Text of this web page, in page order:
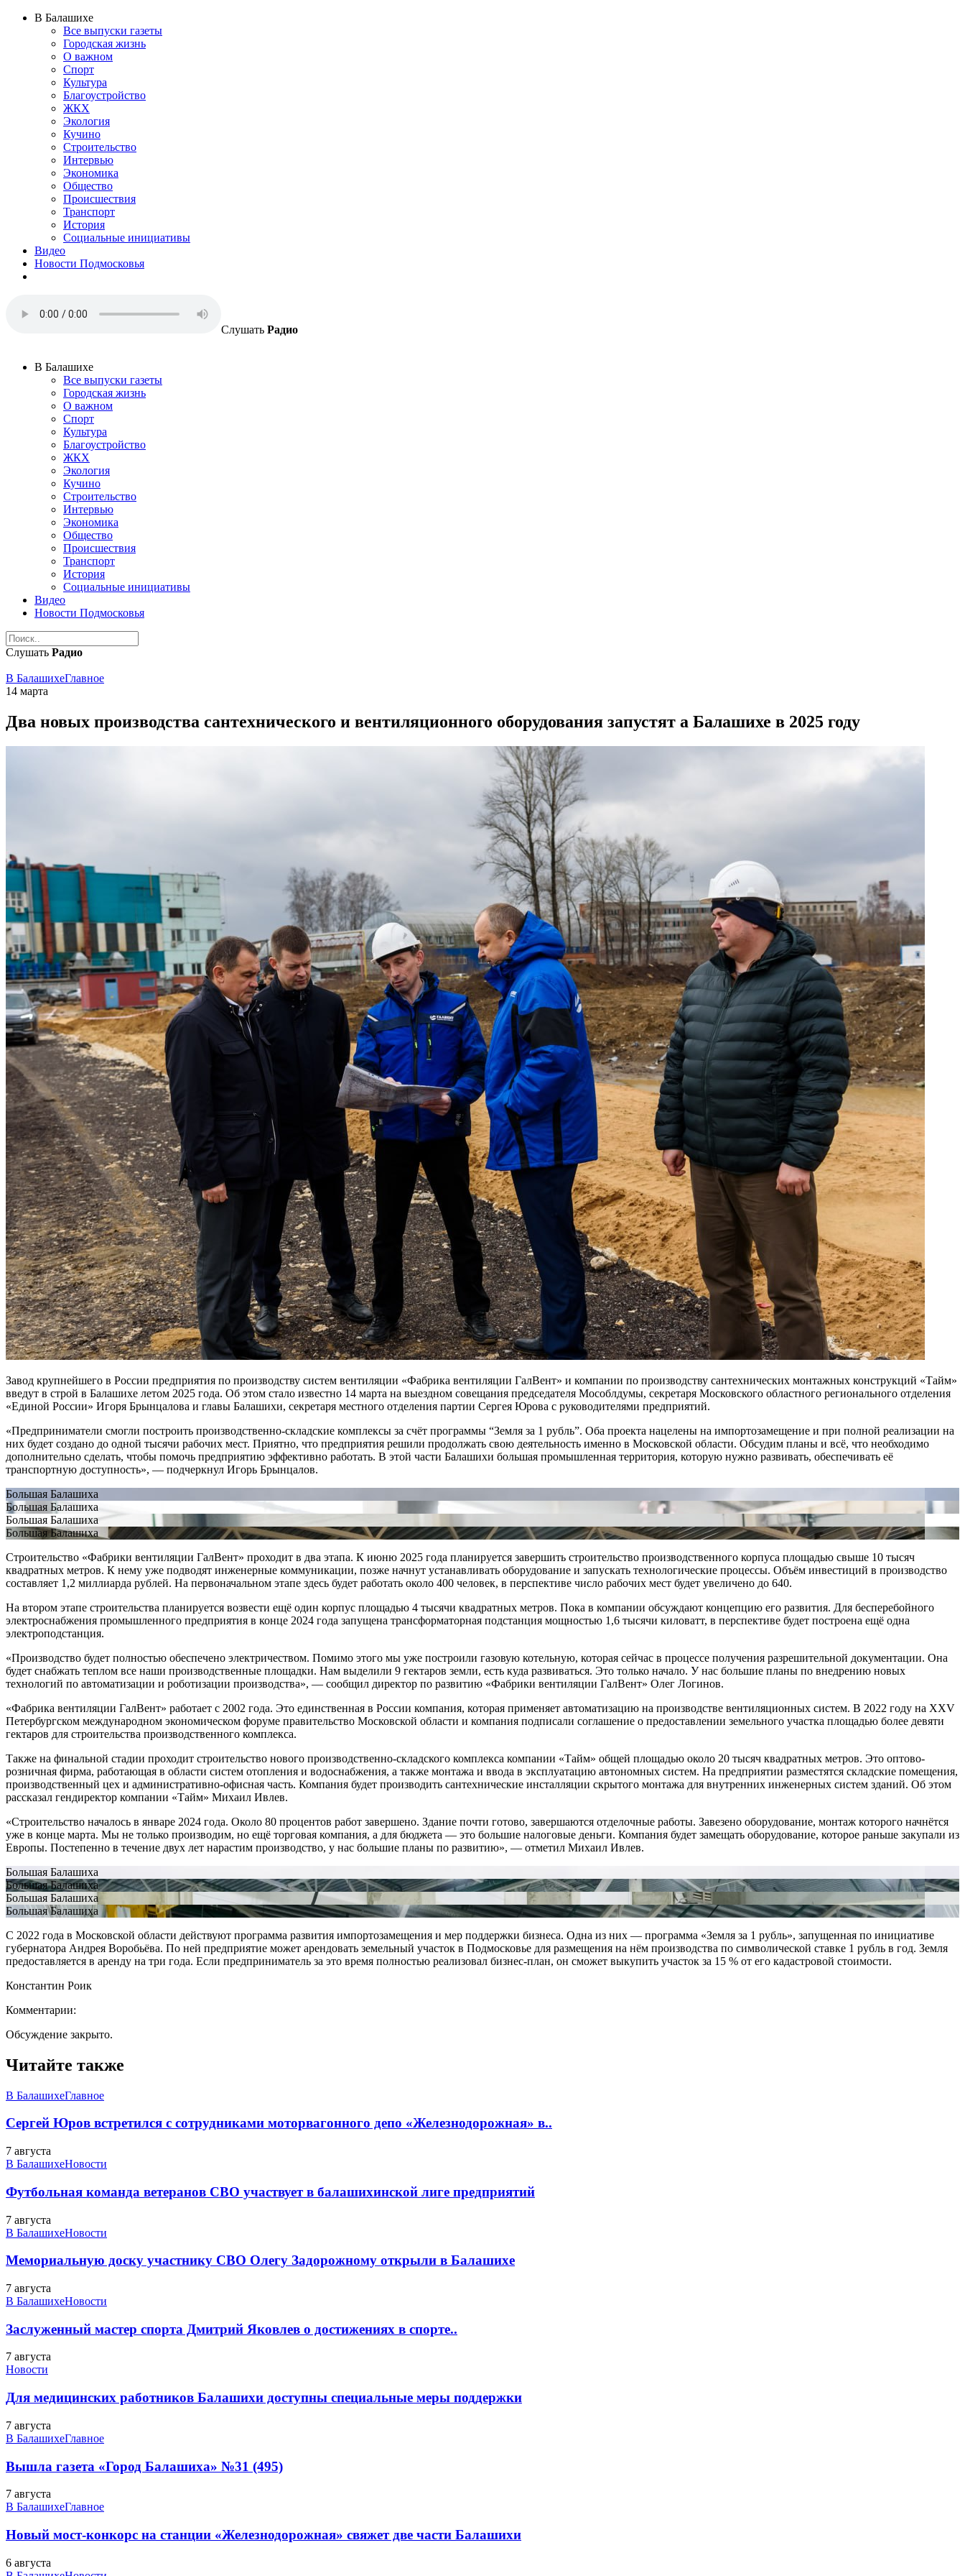
В Балашихе
Все выпуски газеты
Городская жизнь
О важном
Спорт
Культура
Благоустройство
ЖКХ
Экология
Кучино
Строительство
Интервью
Экономика
Общество
Происшествия
Транспорт
История
Социальные инициативы
Видео
Новости Подмосковья
Слушать Радио
В Балашихе
Все выпуски газеты
Городская жизнь
О важном
Спорт
Культура
Благоустройство
ЖКХ
Экология
Кучино
Строительство
Интервью
Экономика
Общество
Происшествия
Транспорт
История
Социальные инициативы
Видео
Новости Подмосковья
Слушать Радио
В БалашихеГлавное
14 марта
Два новых производства сантехнического и вентиляционного оборудования запустят а Балашихе в 2025 году
Завод крупнейшего в России предприятия по производству систем вентиляции «Фабрика вентиляции ГалВент» и компании по производству сантехнических монтажных конструкций «Тайм»
введут в строй в Балашихе летом 2025 года. Об этом стало известно 14 марта на выездном совещания председателя Мособлдумы, секретаря Московского областного регионального отделения
«Единой России» Игоря Брынцалова и главы Балашихи, секретаря местного отделения партии Сергея Юрова с руководителями предприятий.
«Предприниматели смогли построить производственно-складские комплексы за счёт программы “Земля за 1 рубль”. Оба проекта нацелены на импортозамещение и при полной реализации на
них будет создано до одной тысячи рабочих мест. Приятно, что предприятия решили продолжать свою деятельность именно в Московской области. Обсудим планы и всё, что необходимо
дополнительно сделать, чтобы помочь предприятию эффективно работать. В этой части Балашихи большая промышленная территория, которую нужно развивать, обеспечивать её
транспортную доступность», — подчеркнул Игорь Брынцалов.
Большая Балашиха
Большая Балашиха
Большая Балашиха
Большая Балашиха
Строительство «Фабрики вентиляции ГалВент» проходит в два этапа. К июню 2025 года планируется завершить строительство производственного корпуса площадью свыше 10 тысяч
квадратных метров. К нему уже подводят инженерные коммуникации, позже начнут устанавливать оборудование и запускать технологические процессы. Объём инвестиций в производство
составляет 1,2 миллиарда рублей. На первоначальном этапе здесь будет работать около 400 человек, в перспективе число рабочих мест будет увеличено до 640.
На втором этапе строительства планируется возвести ещё один корпус площадью 4 тысячи квадратных метров. Пока в компании обсуждают концепцию его развития. Для бесперебойного
электроснабжения промышленного предприятия в конце 2024 года запущена трансформаторная подстанция мощностью 1,6 тысячи киловатт, в перспективе будет построена ещё одна
электроподстанция.
«Производство будет полностью обеспечено электричеством. Помимо этого мы уже построили газовую котельную, которая сейчас в процессе получения разрешительной документации. Она
будет снабжать теплом все наши производственные площадки. Нам выделили 9 гектаров земли, есть куда развиваться. Это только начало. У нас большие планы по внедрению новых
технологий по автоматизации и роботизации производства», — сообщил директор по развитию «Фабрики вентиляции ГалВент» Олег Логинов.
«Фабрика вентиляции ГалВент» работает с 2002 года. Это единственная в России компания, которая применяет автоматизацию на производстве вентиляционных систем. В 2022 году на XXV
Петербургском международном экономическом форуме правительство Московской области и компания подписали соглашение о предоставлении земельного участка площадью более девяти
гектаров для строительства производственного комплекса.
Также на финальной стадии проходит строительство нового производственно-складского комплекса компании «Тайм» общей площадью около 20 тысяч квадратных метров. Это оптово-
розничная фирма, работающая в области систем отопления и водоснабжения, а также монтажа и ввода в эксплуатацию автономных систем. На предприятии разместятся складские помещения,
производственный цех и административно-офисная часть. Компания будет производить сантехнические инсталляции скрытого монтажа для внутренних инженерных систем зданий. Об этом
рассказал гендиректор компании «Тайм» Михаил Ивлев.
«Строительство началось в январе 2024 года. Около 80 процентов работ завершено. Здание почти готово, завершаются отделочные работы. Завезено оборудование, монтаж которого начнётся
уже в конце марта. Мы не только производим, но ещё торговая компания, а для бюджета — это большие налоговые деньги. Компания будет замещать оборудование, которое раньше закупали из
Европы. Постепенно в течение двух лет нарастим производство, у нас большие планы по развитию», — отметил Михаил Ивлев.
Большая Балашиха
Большая Балашиха
Большая Балашиха
Большая Балашиха
С 2022 года в Московской области действуют программа развития импортозамещения и мер поддержки бизнеса. Одна из них — программа «Земля за 1 рубль», запущенная по инициативе
губернатора Андрея Воробьёва. По ней предприятие может арендовать земельный участок в Подмосковье для размещения на нём производства по символической ставке 1 рубль в год. Земля
предоставляется в аренду на три года. Если предприниматель за это время полностью реализовал бизнес-план, он сможет выкупить участок за 15 % от его кадастровой стоимости.
Константин Роик
Комментарии:
Обсуждение закрыто.
Читайте также
В БалашихеГлавное
Сергей Юров встретился с сотрудниками моторвагонного депо «Железнодорожная» в..
7 августа
В БалашихеНовости
Футбольная команда ветеранов СВО участвует в балашихинской лиге предприятий
7 августа
В БалашихеНовости
Мемориальную доску участнику СВО Олегу Задорожному открыли в Балашихе
7 августа
В БалашихеНовости
Заслуженный мастер спорта Дмитрий Яковлев о достижениях в спорте..
7 августа
Новости
Для медицинских работников Балашихи доступны специальные меры поддержки
7 августа
В БалашихеГлавное
Вышла газета «Город Балашиха» №31 (495)
7 августа
В БалашихеГлавное
Новый мост-конкорс на станции «Железнодорожная» свяжет две части Балашихи
6 августа